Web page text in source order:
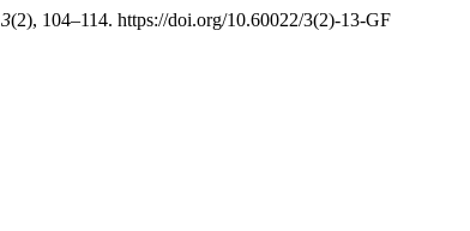
3(2), 104–114. https://doi.org/10.60022/3(2)-13-GF